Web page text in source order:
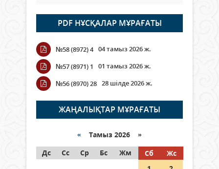
Open Air: Қызылорда облысы
полиция департаменті 20
мыңнан астам көрерменнің
қауіпсіздігін қамтамасыз етті
06 тамыз 2026 ж.
Wi-Fi ҚАБЫРҒА АРҚЫЛЫ ҚАЛАЙ
ӨТЕДІ?
06 тамыз 2026 ж. 254
граждане Казахстана,
05 тамыз 2026 ж. 133
PDF НҰСҚАЛАР МҰРАҒАТЫ
№58 (8972) 4 04 тамыз 2026 ж.
№57 (8971) 1
01 тамыз 2026 ж.
№56 (8970) 28 28 шілде 2026 ж.
ЖАҢАЛЫҚТАР МҰРАҒАТЫ
« Тамыз 2026 »
Дс
Сс Ср Бс Жм Сб
Жс